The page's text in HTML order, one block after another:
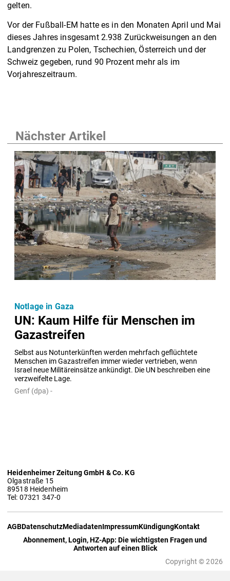
gelten.
Vor der Fußball-EM hatte es in den Monaten April und Mai
dieses Jahres insgesamt 2.938 Zurückweisungen an den
Landgrenzen zu Polen, Tschechien, Österreich und der
Schweiz gegeben, rund 90 Prozent mehr als im
Vorjahreszeitraum.
Nächster Artikel
UN: Kaum Hilfe für Menschen im
Gazastreifen
Selbst aus Notunterkünften werden mehrfach geflüchtete
Menschen im Gazastreifen immer wieder vertrieben, wenn
Israel neue Militäreinsätze ankündigt. Die UN beschreiben eine
verzweifelte Lage.
Notlage in Gaza
Genf (dpa) -
Heidenheimer Zeitung GmbH & Co. KG
Olgastraße 15
89518 Heidenheim
Tel: 07321 347-0
AGBDatenschutzMediadatenImpressumKündigungKontakt
Abonnement, Login, HZ-App: Die wichtigsten Fragen und
Antworten auf einen Blick
Copyright © 2026